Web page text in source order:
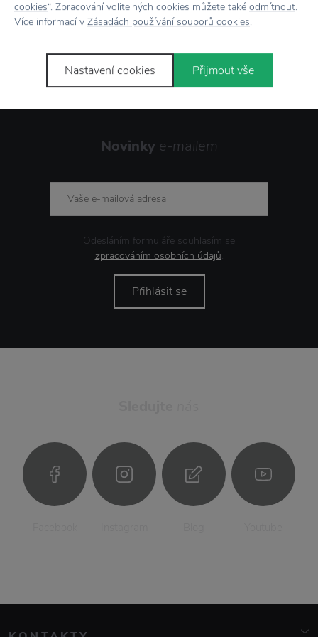
Stojí zapozornost
Novinky e-mailem
Odesláním formuláře souhlasím se
zpracováním osobních údajů.
Přihlásit se
cookies“. Zpracování volitelných cookies můžete také odmítnout.
Více informací v Zásadách používání souborů cookies.
Nastavení cookies Přijmout vše